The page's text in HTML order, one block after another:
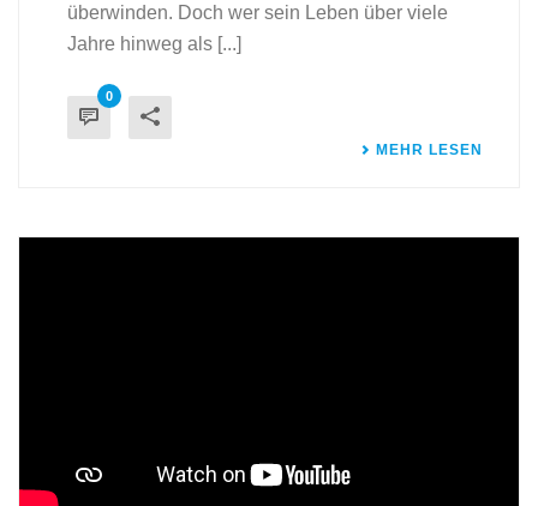
überwinden. Doch wer sein Leben über viele
Jahre hinweg als [...]
0
MEHR LESEN